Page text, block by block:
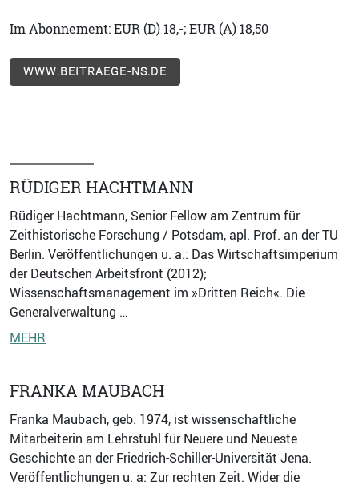
Im Abonnement: EUR (D) 18,-; EUR (A) 18,50
WWW.BEITRAEGE-NS.DE
RÜDIGER HACHTMANN
Rüdiger Hachtmann, Senior Fellow am Zentrum für
Zeithistorische Forschung / Potsdam, apl. Prof. an der TU
Berlin. Veröffentlichungen u. a.: Das Wirtschaftsimperium
der Deutschen Arbeitsfront (2012);
Wissenschaftsmanagement im »Dritten Reich«. Die
Generalverwaltung …
MEHR
FRANKA MAUBACH
Franka Maubach, geb. 1974, ist wissenschaftliche
Mitarbeiterin am Lehrstuhl für Neuere und Neueste
Geschichte an der Friedrich-Schiller-Universität Jena.
Veröffentlichungen u. a: Zur rechten Zeit. Wider die